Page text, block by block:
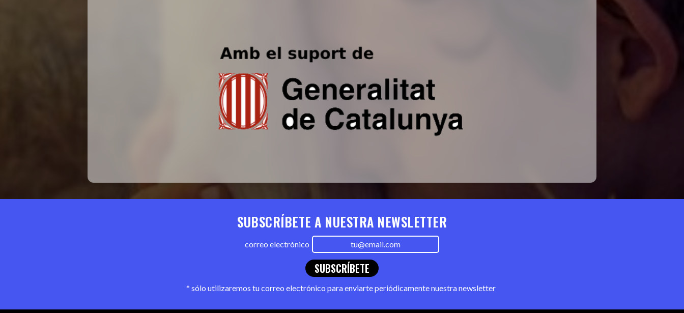
SUBSCRÍBETE A NUESTRA NEWSLETTER
correo electrónico
SUBSCRÍBETE
* sólo utilizaremos tu correo electrónico para enviarte periódicamente nuestra newsletter